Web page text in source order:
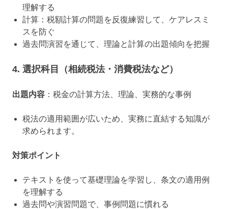
理解する
計算：税額計算の問題を反復練習して、ケアレスミ
スを防ぐ
過去問演習を通じて、理論と計算の出題傾向を把握
4. 選択科目（相続税法・消費税法など）
出題内容 ：税金の計算方法、理論、実務的な事例
税法の適用範囲が広いため、実務に直結する知識が
求められます。
対策ポイント
テキストを使って基礎理論を学習し、条文の適用例
を理解する
過去問や演習問題で、事例問題に慣れる